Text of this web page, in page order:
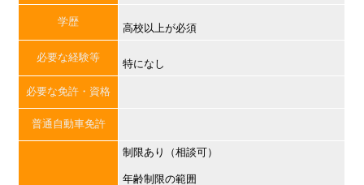
学歴
高校以上が必須
必要な経験等
特になし
必要な免許・資格
普通自動車免許
制限あり（相談可）
年齢制限の範囲